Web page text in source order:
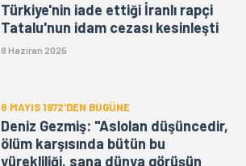
Türkiye'nin iade ettiği İranlı rapçi
Tatalu'nun idam cezası kesinleşti
8 Haziran 2025
6 MAYIS 1972'DEN BUGÜNE
Deniz Gezmiş: "Aslolan düşüncedir,
ölüm karşısında bütün bu
yürekliliği, sana dünya görüşün